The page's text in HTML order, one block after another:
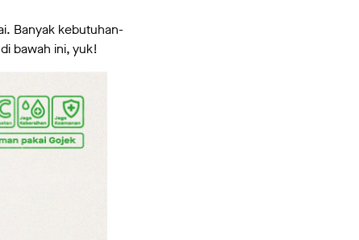
Banyak kebutuhan-
bawah ini, yuk!